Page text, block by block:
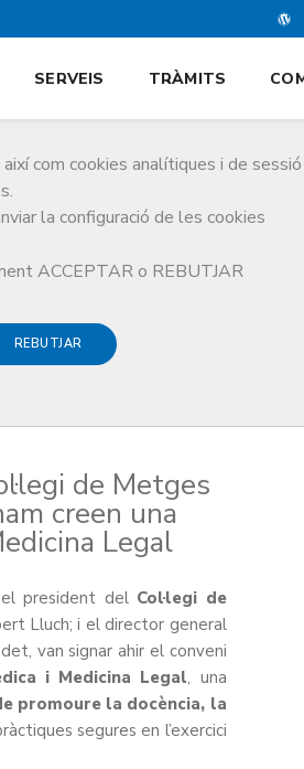
com cookies analítiques i de
la configuració de les cookies
ACCEPTAR o REBUTJAR
REBUTJAR
SERVEIS TRÀMITS
de Metges
creen una
Legal
president del Col·legi de
Lluch; i el director general
van signar ahir el conveni
i Medicina Legal, una
promoure la docència, la
segures en l’exercici